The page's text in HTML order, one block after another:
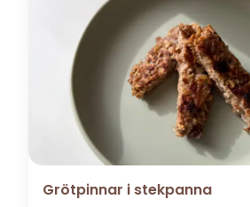
Grötpinnar i stekpanna